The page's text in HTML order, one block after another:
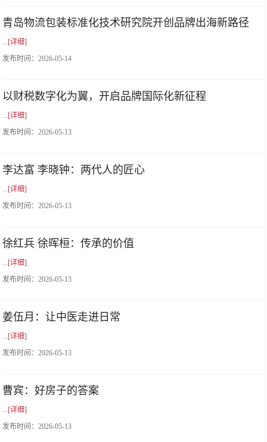
青岛物流包装标准化技术研究院开创品牌出海新路径
...[详细]
发布时间：2026-05-14
以财税数字化为翼，开启品牌国际化新征程
...[详细]
发布时间：2026-05-13
李达富 李晓钟：两代人的匠心
...[详细]
发布时间：2026-05-13
徐红兵 徐晖桓：传承的价值
...[详细]
发布时间：2026-05-13
姜伍月：让中医走进日常
...[详细]
发布时间：2026-05-13
曹宾：好房子的答案
...[详细]
发布时间：2026-05-13